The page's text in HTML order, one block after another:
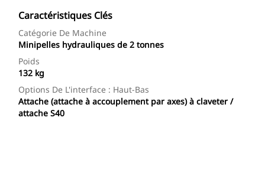
Caractéristiques Clés
Catégorie De Machine
Minipelles hydrauliques de 2 tonnes
Poids
132 kg
Options De L'interface : Haut-Bas
Attache (attache à accouplement par axes) à claveter /
attache S40